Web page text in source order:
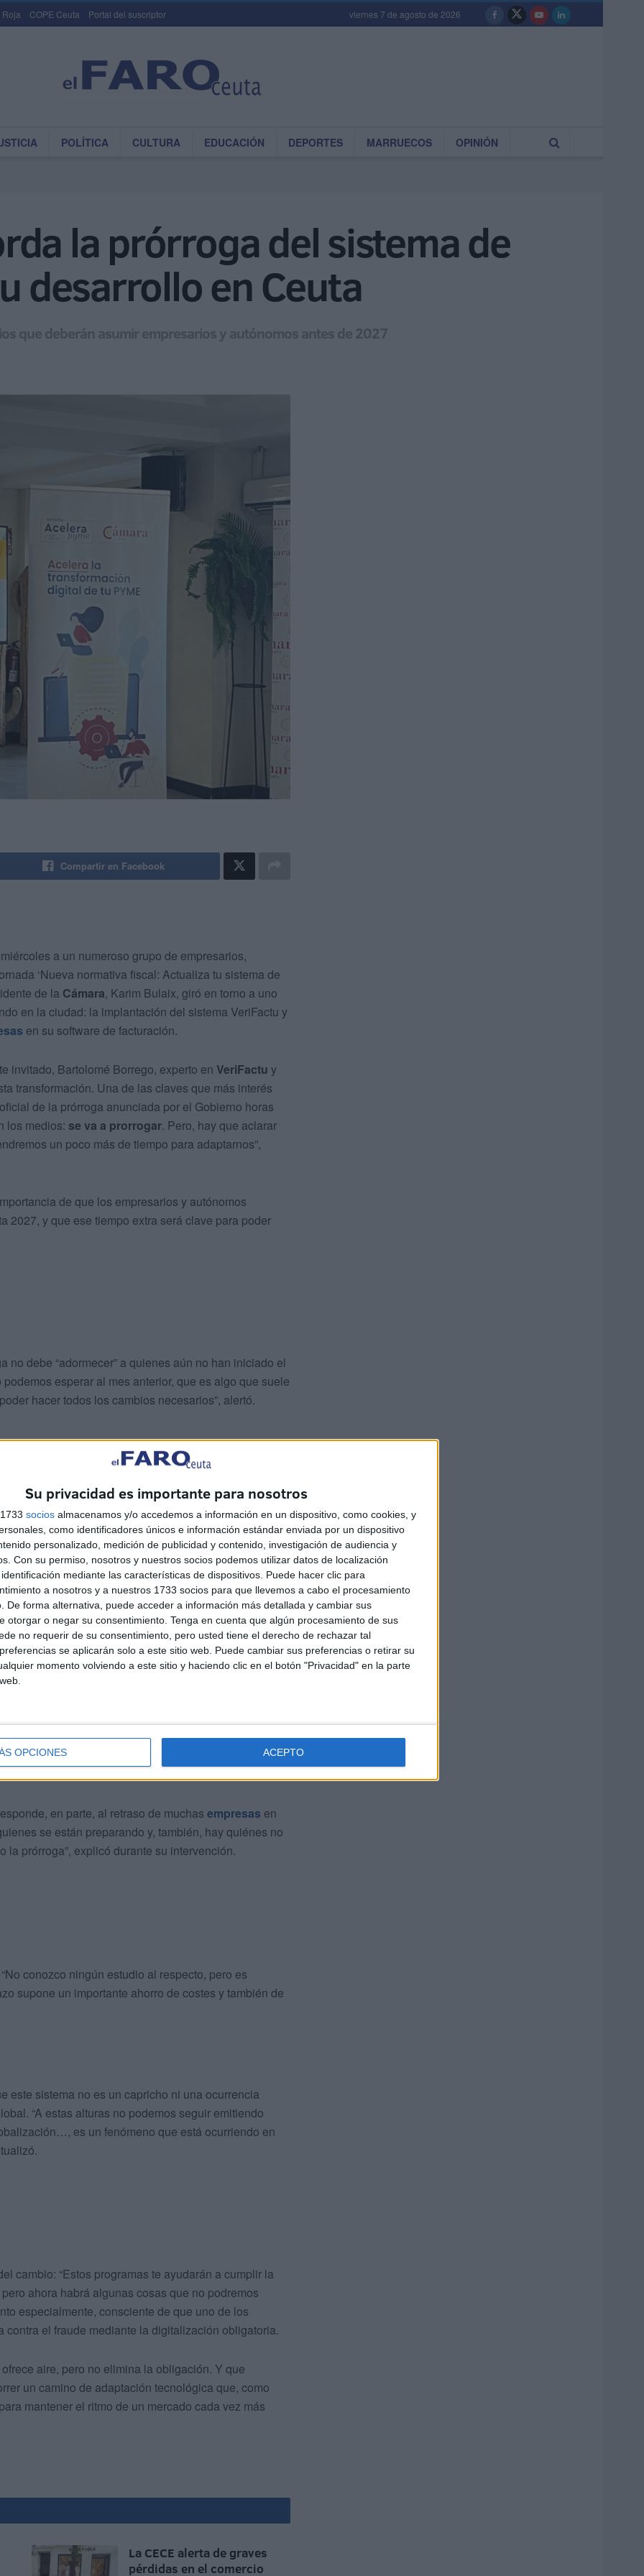
Su privacidad es importante para nosotros
socios almacenamos y/o accedemos a información en un dispositivo, como cookies, y
como identificadores únicos e información estándar enviada por un dispositivo
personalizado, medición de publicidad y contenido, investigación de audiencia y
Con su permiso, nosotros y nuestros socios podemos utilizar datos de localización
mediante las características de dispositivos. Puede hacer clic para
a nosotros y a nuestros 1733 socios para que llevemos a cabo el procesamiento
De forma alternativa, puede acceder a información más detallada y cambiar sus
otorgar o negar su consentimiento. Tenga en cuenta que algún procesamiento de sus
no requerir de su consentimiento, pero usted tiene el derecho de rechazar tal
se aplicarán solo a este sitio web. Puede cambiar sus preferencias o retirar su
momento volviendo a este sitio y haciendo clic en el botón "Privacidad" en la parte
OPCIONES ACEPTO
Roja COPE Ceuta Portal del suscriptor viernes 7 de agosto de 2026
POLÍTICA CULTURA EDUCACIÓN DEPORTES MARRUECOS OPINIÓN
la prórroga del sistema de
desarrollo en Ceuta
que deberán asumir empresarios y autónomos antes de 2027
Compartir en Facebook
a un numeroso grupo de empresarios,
‘Nueva normativa fiscal: Actualiza tu sistema de
de la Cámara, Karim Bulaix, giró en torno a uno
en la ciudad: la implantación del sistema VeriFactu y
en su software de facturación.
invitado, Bartolomé Borrego, experto en VeriFactu y
transformación. Una de las claves que más interés
de la prórroga anunciada por el Gobierno horas
los medios: se va a prorrogar. Pero, hay que aclarar
un poco más de tiempo para adaptarnos”,
de que los empresarios y autónomos
2027, y que ese tiempo extra será clave para poder
no debe “adormecer” a quienes aún no han iniciado el
esperar al mes anterior, que es algo que suele
hacer todos los cambios necesarios”, alertó.
ceutí trabaja aún con procesos manuales o
comenzar el cambio cuanto antes. Borrego reforzó
que los primeros cambios no son los más duros: “Al
cuando lleve un tiempo trabajando y observe que ya
además, que lo realmente complejo llegará
mucho más importantes, que implicarán el uso
de quienes aún operan sin herramientas
facturas en el calendario y con bolígrafo, o con Word
un poco más difícil”. Una advertencia fundamental
urgencia del proceso.
en parte, al retraso de muchas empresas en
se están preparando y, también, hay quiénes no
prórroga”, explicó durante su intervención.
conozco ningún estudio al respecto, pero es
supone un importante ahorro de costes y también de
este sistema no es un capricho ni una ocurrencia
“A estas alturas no podemos seguir emitiendo
es un fenómeno que está ocurriendo en
cambio: “Estos programas te ayudarán a cumplir la
ahora habrá algunas cosas que no podremos
especialmente, consciente de que uno de los
el fraude mediante la digitalización obligatoria.
aire, pero no elimina la obligación. Y que
un camino de adaptación tecnológica que, como
mantener el ritmo de un mercado cada vez más
La CECE alerta de graves
pérdidas en el comercio